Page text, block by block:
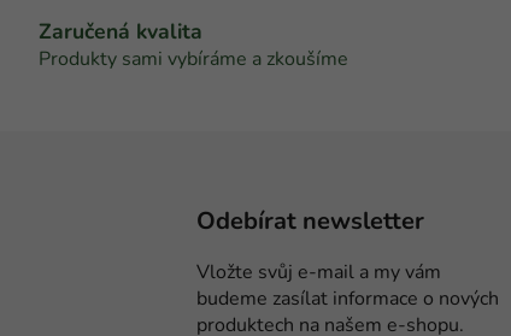
ý
i
s
u
Zaručená kvalita
Produkty sami vybíráme a zkoušíme
Odebírat newsletter
Vložte svůj e-mail a my vám
budeme zasílat informace o nových
produktech na našem e-shopu.